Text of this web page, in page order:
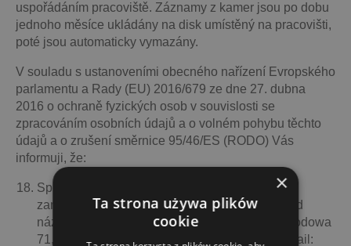
uspořádáním pracoviště. Záznamy z kamer jsou po dobu
jednoho měsíce ukládány na disk umístěný na pracovišti,
poté jsou automaticky vymazány.
V souladu s ustanoveními obecného nařízení Evropského
parlamentu a Rady (EU) 2016/679 ze dne 27. dubna
2016 o ochraně fyzických osob v souvislosti se
zpracováním osobních údajů a o volném pohybu těchto
údajů a o zrušení směrnice 95/46/ES (RODO) Vás
informuji, že:
Správcem zpracovávajícím osobní údaje
zaměstnance je JACEK NOGAJ podnikající pod
názvem P.H.U.P. “Dajano” Jacek Nogaj ul. Ogrodowa
71, 62-680 Opatówek, tel. (062) 769 18 41, e-mail:
×
Ta strona używa plików
cookie